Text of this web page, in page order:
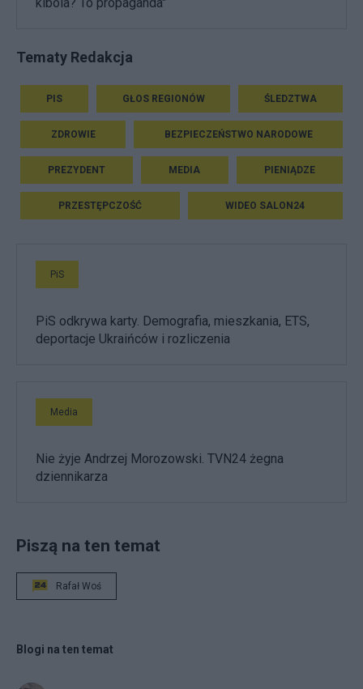
Tematy Redakcja
PIS GŁOS REGIONÓW ŚLEDZTWA
ZDROWIE BEZPIECZEŃSTWO NARODOWE
PREZYDENT MEDIA PIENIĄDZE
PRZESTĘPCZOŚĆ WIDEO SALON24
PiS
PiS odkrywa karty. Demografia, mieszkania, ETS,
deportacje Ukraińców i rozliczenia
Media
Nie żyje Andrzej Morozowski. TVN24 żegna
dziennikarza
Piszą na ten temat
Rafał Woś
Blogi na ten temat